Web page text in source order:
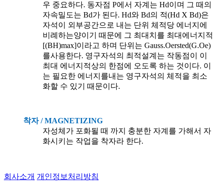
우 중요하다. 동자점 P에서 자계는 Hd이며 그 때의
자속밀도는 Bd가 된다. Hd와 Bd의 적(Hd X Bd)은
자석이 외부공간으로 내는 단위 체적당 에너지에
비례하는양이기 때문에 그 최대치를 최대에너지적
[(BH)max]이라고 하며 단위는 Gauss.Oersted(G.Oe)
를사용한다. 영구자석의 최적설계는 작동점이 이
최대 에너지적상의 한점에 오도록 하는 것이다. 이
는 필요한 에너지를내는 영구자석의 체적을 최소
화할 수 있기 때문이다.
착자 / MAGNETIZING
자성체가 포화될 때 까지 충분한 자계를 가해서 자
화시키는 작업을 착자라 한다.
회사소개 개인정보처리방침